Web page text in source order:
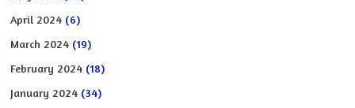
April 2024 (6)
March 2024 (19)
February 2024 (18)
January 2024 (34)